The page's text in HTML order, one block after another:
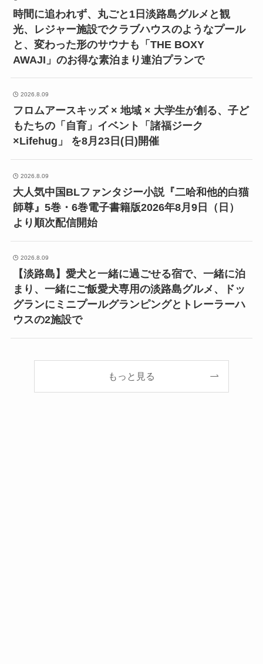
時間に追われず、丸ごと1日淡路島グルメと観
光、レジャー施設でクラブハウスのようなプール
と、変わった形のサウナも「THE BOXY
AWAJI」のお得な素泊まり連泊プランで
2026.8.09
フロムアースキッズ × 地域 × 大学生が創る、子ど
もたちの「自育」イベント「諸福ジーク
×Lifehug」 を8月23日(日)開催
2026.8.09
大人気中国BLファンタジー小説『二哈和他的白猫
師尊』5巻・6巻電子書籍版2026年8月9日（日）
より順次配信開始
2026.8.09
【淡路島】愛犬と一緒に過ごせる宿で、一緒に泊
まり、一緒にご飯愛犬専用の淡路島グルメ、ドッ
グランにミニプールグランピングとトレーラーハ
ウスの2施設で
もっと見る